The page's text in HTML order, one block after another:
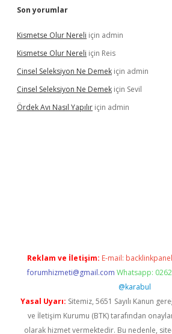
Son yorumlar
Kismetse Olur Nereli için admin
Kismetse Olur Nereli için Reis
Cinsel Seleksiyon Ne Demek için admin
Cinsel Seleksiyon Ne Demek için Sevil
Ördek Avı Nasıl Yapılır için admin
Reklam ve İletişim: E-mail:
forumhizmeti@gmail.com Whatsapp:
@karabul
Yasal Uyarı: Sitemiz, 5651 Sayılı Kanun
ve İletişim Kurumu (BTK) tarafından
olarak hizmet vermektedir. Bu nedenle,